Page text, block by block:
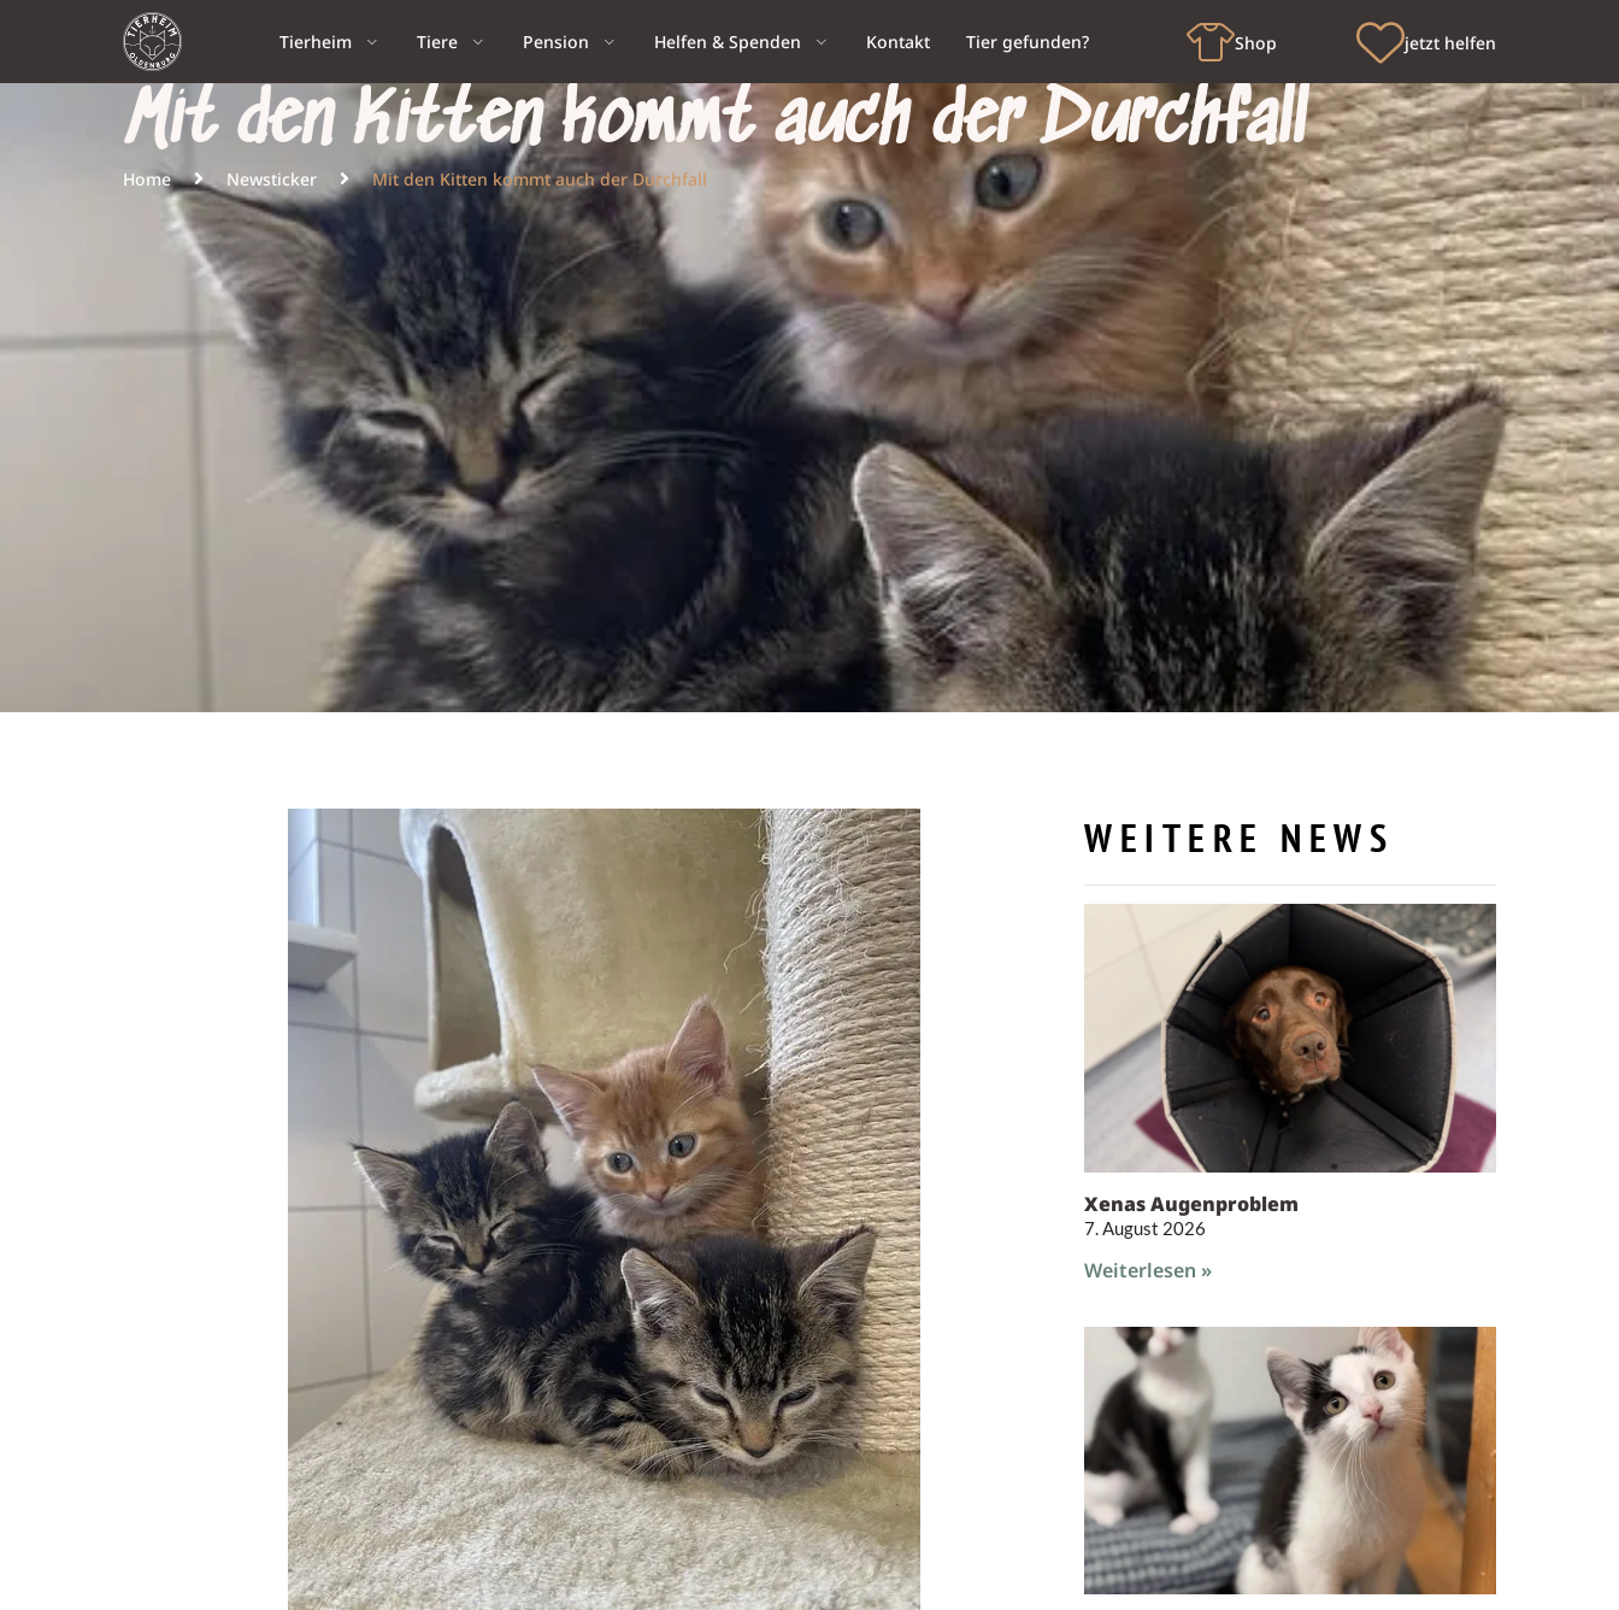
Tierheim Tiere Pension Helfen & Spenden Kontakt Tier gefunden? Shop jetzt helfen
Mit den Kitten kommt auch der Durchfall
Home Newsticker Mit den Kitten kommt auch der Durchfall
WEITERE NEWS
Xenas Augenproblem
7. August 2026
Weiterlesen »